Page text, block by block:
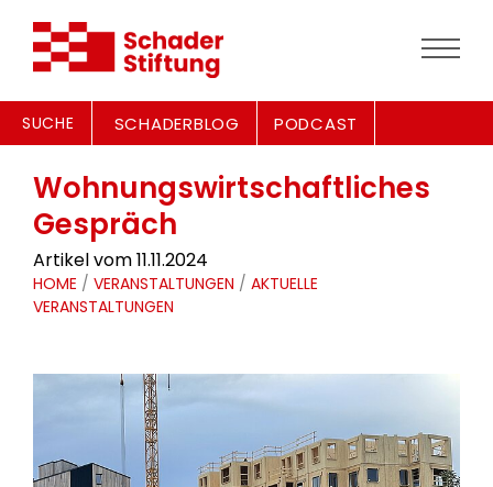
SUCHE SCHADERBLOG PODCAST
Wohnungswirtschaftliches
Gespräch
Artikel vom 11.11.2024
HOME / VERANSTALTUNGEN / AKTUELLE
VERANSTALTUNGEN